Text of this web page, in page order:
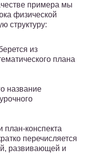
примера мы
физической
структуру:
из
плана
название
план-конспекта
перечисляется
развивающей и